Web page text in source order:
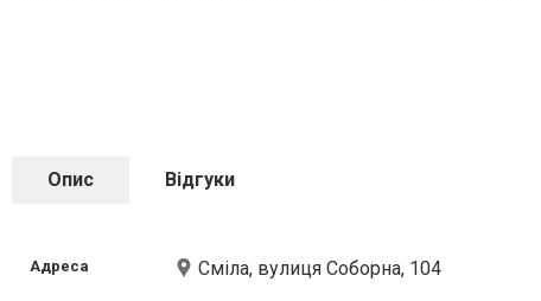
Опис Відгуки
Адреса Сміла, вулиця Соборна, 104